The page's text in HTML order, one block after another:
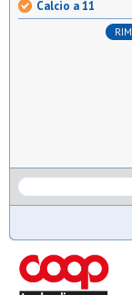
Calcio a 11